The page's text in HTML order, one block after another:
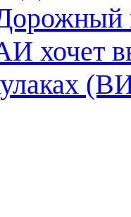
хочет